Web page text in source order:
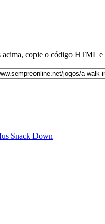
acima, copie o código HTML
Snack Down